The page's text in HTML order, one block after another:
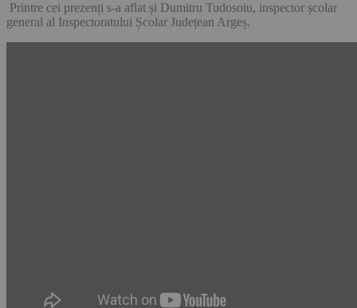
Printre cei prezenți s-a aflat și Dumitru Tudosoiu, inspector școlar
general al Inspectoratului Școlar Județean Argeș.